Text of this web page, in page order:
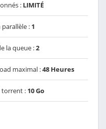
: LIMITÉ
: 1
la queue :2
maximal :48 Heures
torrent : 10 Go